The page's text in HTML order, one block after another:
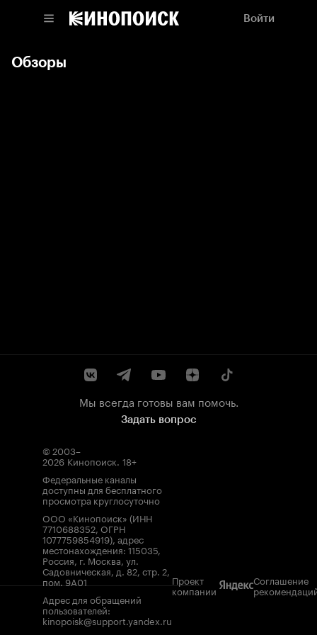
Войти
Обзоры
Мы всегда готовы вам помочь.
Задать вопрос
© 2003–
2026 Кинопоиск. 18+
Федеральные каналы
доступны для бесплатного
просмотра круглосуточно
ООО «Кинопоиск» (ИНН
7710688352, ОГРН
1077759854919), адрес
местонахождения: 115035,
Россия, г. Москва, ул.
Садовническая, д. 82, стр. 2,
пом. 9А01
Адрес для обращений
пользователей:
kinopoisk@support.yandex.ru
Проект
компании
Соглашение